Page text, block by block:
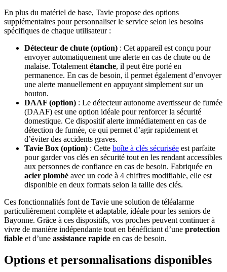
En plus du matériel de base, Tavie propose des options
supplémentaires pour personnaliser le service selon les besoins
spécifiques de chaque utilisateur :
Détecteur de chute (option) : Cet appareil est conçu pour
envoyer automatiquement une alerte en cas de chute ou de
malaise. Totalement étanche, il peut être porté en
permanence. En cas de besoin, il permet également d’envoyer
une alerte manuellement en appuyant simplement sur un
bouton.
DAAF (option) : Le détecteur autonome avertisseur de fumée
(DAAF) est une option idéale pour renforcer la sécurité
domestique. Ce dispositif alerte immédiatement en cas de
détection de fumée, ce qui permet d’agir rapidement et
d’éviter des accidents graves.
Tavie Box (option) : Cette boîte à clés sécurisée est parfaite
pour garder vos clés en sécurité tout en les rendant accessibles
aux personnes de confiance en cas de besoin. Fabriquée en
acier plombé avec un code à 4 chiffres modifiable, elle est
disponible en deux formats selon la taille des clés.
Ces fonctionnalités font de Tavie une solution de téléalarme
particulièrement complète et adaptable, idéale pour les seniors de
Bayonne. Grâce à ces dispositifs, vos proches peuvent continuer à
vivre de manière indépendante tout en bénéficiant d’une protection
fiable et d’une assistance rapide en cas de besoin.
Options et personnalisations disponibles